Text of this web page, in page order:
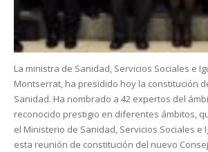
La ministra de Sanidad, Servicios Sociales e
Montserrat, ha presidido hoy la constitución
Sanidad. Ha nombrado a 42 expertos del
reconocido prestigio en diferentes ámbitos,
el Ministerio de Sanidad, Servicios Sociales e
esta reunión de constitución del nuevo